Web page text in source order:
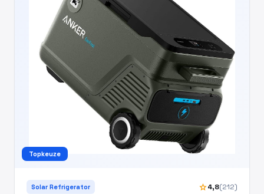
Topkeuze
Solar Refrigerator star4,8(212)